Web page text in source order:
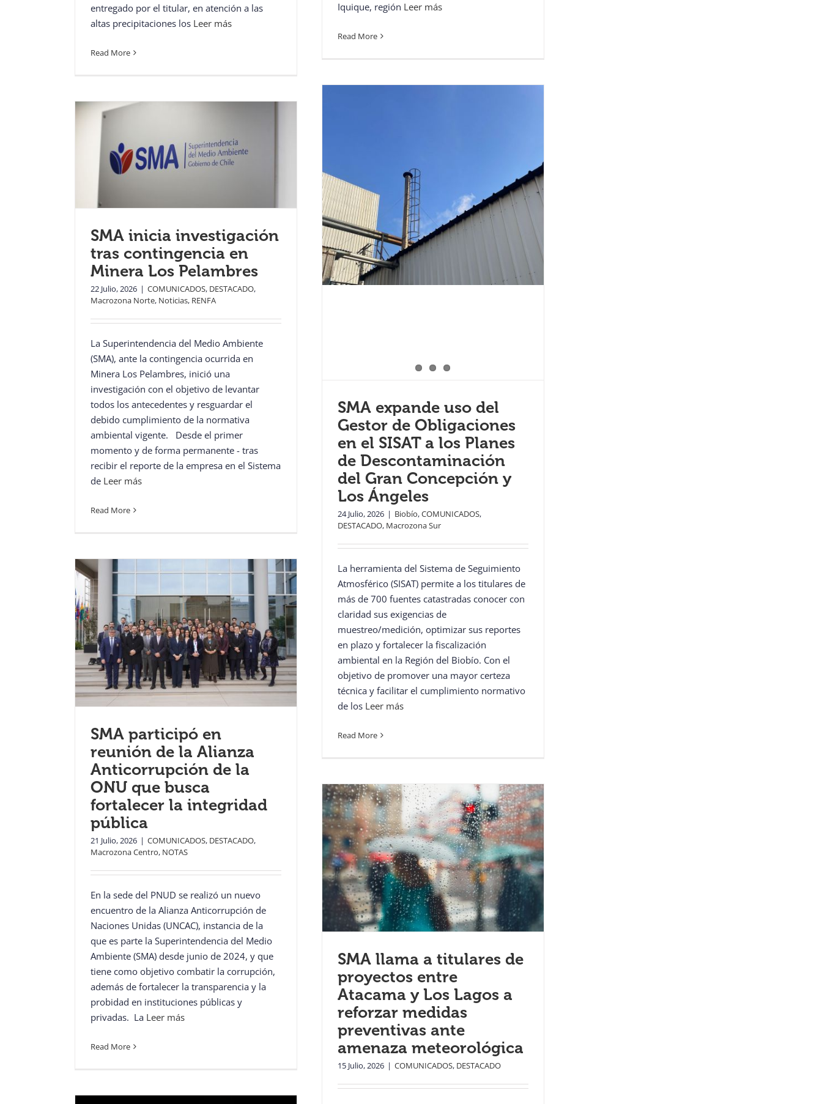
Iquique, región Leer más
Read More
entregado por el titular, en atención a las
altas precipitaciones los Leer más
Read More
SMA expande uso del
Gestor de Obligaciones
en el SISAT a los Planes
de Descontaminación
del Gran Concepción y
Los Ángeles
24 Julio, 2026 | Biobío,COMUNICADOS,
DESTACADO, Macrozona Sur
La herramienta del Sistema de Seguimiento
Atmosférico (SISAT) permite a los titulares de
más de 700 fuentes catastradas conocer con
claridad sus exigencias de
muestreo/medición, optimizar sus reportes
en plazo y fortalecer la fiscalización
ambiental en la Región del Biobío. Con el
objetivo de promover una mayor certeza
técnica y facilitar el cumplimiento normativo
de los Leer más
Read More
SMA inicia investigación
tras contingencia en
Minera Los Pelambres
22 Julio, 2026 | COMUNICADOS, DESTACADO,
Macrozona Norte, Noticias, RENFA
La Superintendencia del Medio Ambiente
(SMA), ante la contingencia ocurrida en
Minera Los Pelambres, inició una
investigación con el objetivo de levantar
todos los antecedentes y resguardar el
debido cumplimiento de la normativa
ambiental vigente. Desde el primer
momento y de forma permanente - tras
recibir el reporte de la empresa en el Sistema
de Leer más
Read More
SMA participó en
reunión de la Alianza
Anticorrupción de la
ONU que busca
fortalecer la integridad
pública
21 Julio, 2026 | COMUNICADOS, DESTACADO,
Macrozona Centro, NOTAS
En la sede del PNUD se realizó un nuevo
encuentro de la Alianza Anticorrupción de
Naciones Unidas (UNCAC), instancia de la
que es parte la Superintendencia del Medio
Ambiente (SMA) desde junio de 2024, y que
tiene como objetivo combatir la corrupción,
además de fortalecer la transparencia y la
probidad en instituciones públicas y
privadas. La Leer más
Read More
SMA llama a titulares de
proyectos entre
Atacama y Los Lagos a
reforzar medidas
preventivas ante
amenaza meteorológica
15 Julio, 2026 | COMUNICADOS, DESTACADO